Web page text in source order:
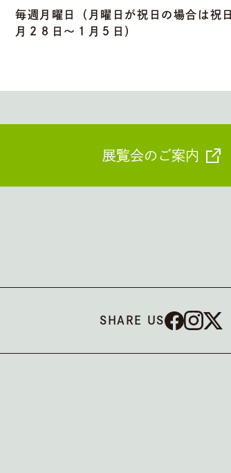
毎週月曜日（月曜日が祝日の場合は祝
月２８日～１月５日）
展覧会のご案内
SHARE US